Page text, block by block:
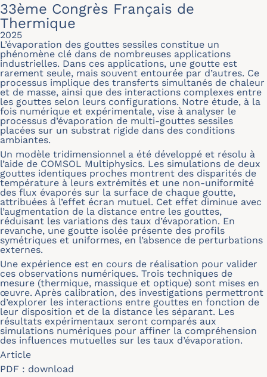
33ème Congrès Français de
Thermique
2025
L’évaporation des gouttes sessiles constitue un
phénomène clé dans de nombreuses applications
industrielles. Dans ces applications, une goutte est
rarement seule, mais souvent entourée par d’autres. Ce
processus implique des transferts simultanés de chaleur
et de masse, ainsi que des interactions complexes entre
les gouttes selon leurs configurations. Notre étude, à la
fois numérique et expérimentale, vise à analyser le
processus d’évaporation de multi-gouttes sessiles
placées sur un substrat rigide dans des conditions
ambiantes.
Un modèle tridimensionnel a été développé et résolu à
l’aide de COMSOL Multiphysics. Les simulations de deux
gouttes identiques proches montrent des disparités de
température à leurs extrémités et une non-uniformité
des flux évaporés sur la surface de chaque goutte,
attribuées à l’effet écran mutuel. Cet effet diminue avec
l’augmentation de la distance entre les gouttes,
réduisant les variations des taux d’évaporation. En
revanche, une goutte isolée présente des profils
symétriques et uniformes, en l’absence de perturbations
externes.
Une expérience est en cours de réalisation pour valider
ces observations numériques. Trois techniques de
mesure (thermique, massique et optique) sont mises en
œuvre. Après calibration, des investigations permettront
d’explorer les interactions entre gouttes en fonction de
leur disposition et de la distance les séparant. Les
résultats expérimentaux seront comparés aux
simulations numériques pour affiner la compréhension
des influences mutuelles sur les taux d’évaporation.
Article
PDF : download